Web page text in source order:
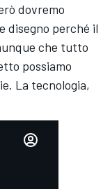
dovremo
disegno perché il
che tutto
possiamo
La tecnologia,